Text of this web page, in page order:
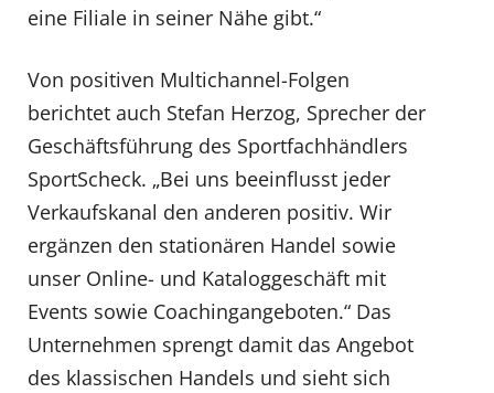
eine Filiale in seiner Nähe gibt.“
Von positiven Multichannel-Folgen
berichtet auch Stefan Herzog, Sprecher der
Geschäftsführung des Sportfachhändlers
SportScheck. „Bei uns beeinflusst jeder
Verkaufskanal den anderen positiv. Wir
ergänzen den stationären Handel sowie
unser Online- und Kataloggeschäft mit
Events sowie Coachingangeboten.“ Das
Unternehmen sprengt damit das Angebot
des klassischen Handels und sieht sich